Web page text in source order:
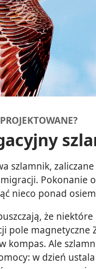
szlamnik,
Pokonanie
nieco ponad
że
pole magnetyczne
kompas. Ale
w dzień